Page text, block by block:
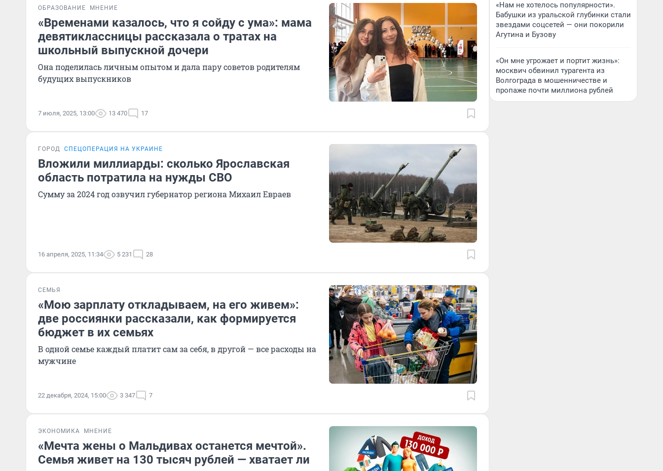
ОБРАЗОВАНИЕ МНЕНИЕ
«Временами казалось, что я сойду с ума»: мама
девятиклассницы рассказала о тратах на
школьный выпускной дочери
Она поделилась личным опытом и дала пару советов родителям
будущих выпускников
7 июля, 2025, 13:00 13 470 17
ГОРОД СПЕЦОПЕРАЦИЯ НА УКРАИНЕ
Вложили миллиарды: сколько Ярославская
область потратила на нужды СВО
Сумму за 2024 год озвучил губернатор региона Михаил Евраев
16 апреля, 2025, 11:34 5 231 28
СЕМЬЯ
«Мою зарплату откладываем, на его живем»:
две россиянки рассказали, как формируется
бюджет в их семьях
В одной семье каждый платит сам за себя, в другой — все расходы на
мужчине
22 декабря, 2024, 15:00 3 347 7
ЭКОНОМИКА МНЕНИЕ
«Мечта жены о Мальдивах останется мечтой».
Семья живет на 130 тысяч рублей — хватает ли
«Нам не хотелось популярности».
Бабушки из уральской глубинки стали
звездами соцсетей — они покорили
Агутина и Бузову
«Он мне угрожает и портит жизнь»:
москвич обвинил турагента из
Волгограда в мошенничестве и
пропаже почти миллиона рублей